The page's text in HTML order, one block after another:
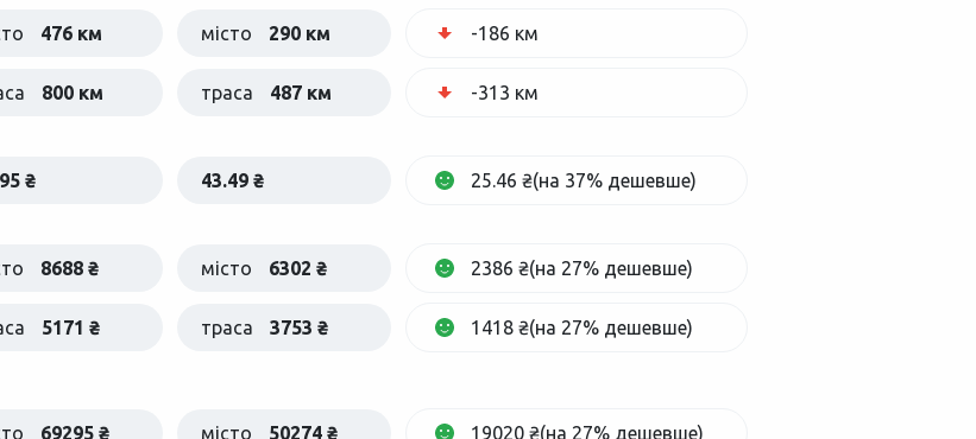
476 км місто 290 км -186 км
800 км траса 487 км -313 км
₴ 43.49 ₴ 25.46 ₴(на 37% дешевше)
8688 ₴ місто 6302 ₴ 2386 ₴(на 27% дешевше)
5171 ₴ траса 3753 ₴ 1418 ₴(на 27% дешевше)
69295 ₴ місто 50274 ₴ 19020 ₴(на 27% дешевше)